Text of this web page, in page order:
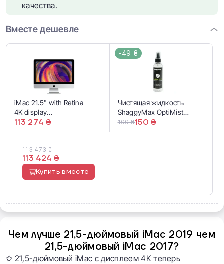
качества.
Вместе дешевле
iMac 21.5" with Retina
4K display
(Z0VY000FC/MRT431)
113 274 ₴
-49 ₴
Чистящая жидкость
ShaggyMax OptiMist
Prime Pro Optical Screen
199 ₴150 ₴
113 473 ₴
113 424 ₴
Купить вместе
Чем лучше 21,5-дюймовый iMac 2019 чем
21,5-дюймовый iMac 2017?
✩ 21,5-дюймовый iMac с дисплеем 4К теперь